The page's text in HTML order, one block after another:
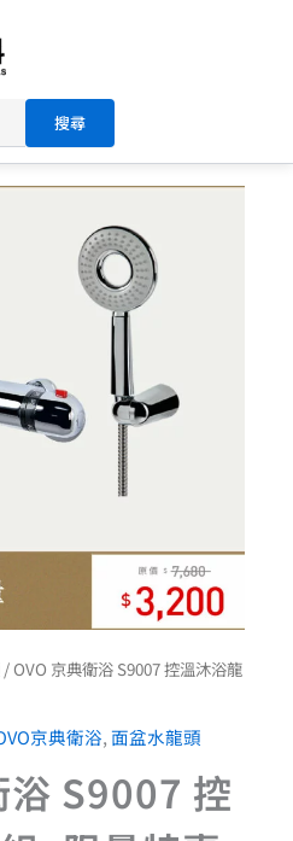
搜尋
/ OVO 京典衛浴 S9007 控溫沐浴龍
京典衛浴,面盆水龍頭
浴 S9007 控
目
前
價
格：
NT$2,880。